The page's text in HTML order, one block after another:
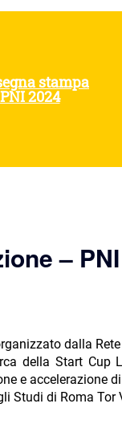
stampa
PNI 2024
–
dalla Rete
della Start Cup
e accelerazione di
Studi di Roma Tor